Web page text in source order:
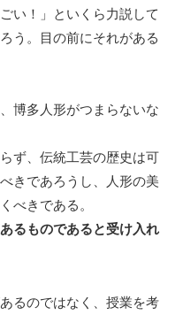
い！」といくら力説して
う。目の前にそれがある
博多人形がつまらないな
ず、伝統工芸の歴史は可
きであろうし、人形の美
べきである。
るものであると受け入れ
るのではなく、授業を考